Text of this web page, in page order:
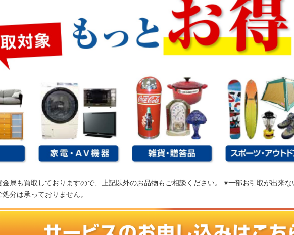
属も買取しておりますので、上記以外のお品物もご相談ください。 ※一部お引取が出来な
分は承っておりません。